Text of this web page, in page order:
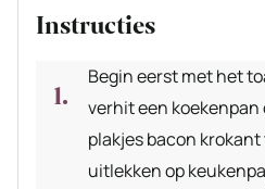
Instructies
Begin eerst met het
verhit een koekenpan
plakjes bacon
uitlekken op